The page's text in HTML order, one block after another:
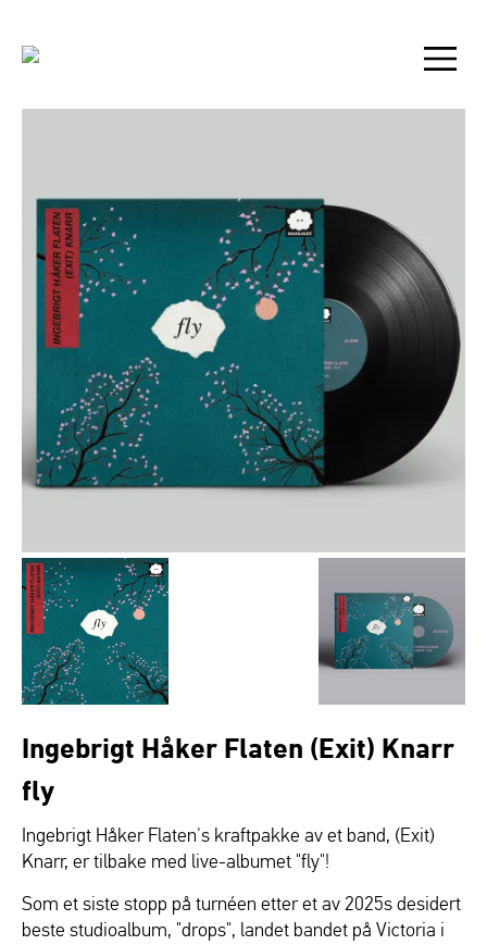
Ingebrigt Håker Flaten (Exit) Knarr
fly
Ingebrigt Håker Flaten's kraftpakke av et band, (Exit)
Knarr, er tilbake med live-albumet "fly"!
Som et siste stopp på turnéen etter et av 2025s desidert
beste studioalbum, "drops", landet bandet på Victoria i